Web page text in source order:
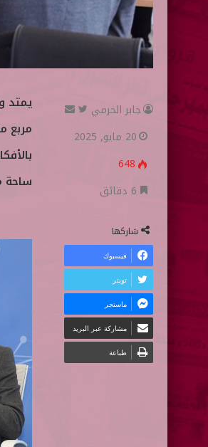
مربع
ساحة
جابر الحرمي
ت
ت
و
ي
ر
د
ا
إ
ل
ت
ر
20 مايو, 2025
648
شاركها
فيسبوك
تويتر
ماسنجر
مشاركة عبر البريد
طباعة